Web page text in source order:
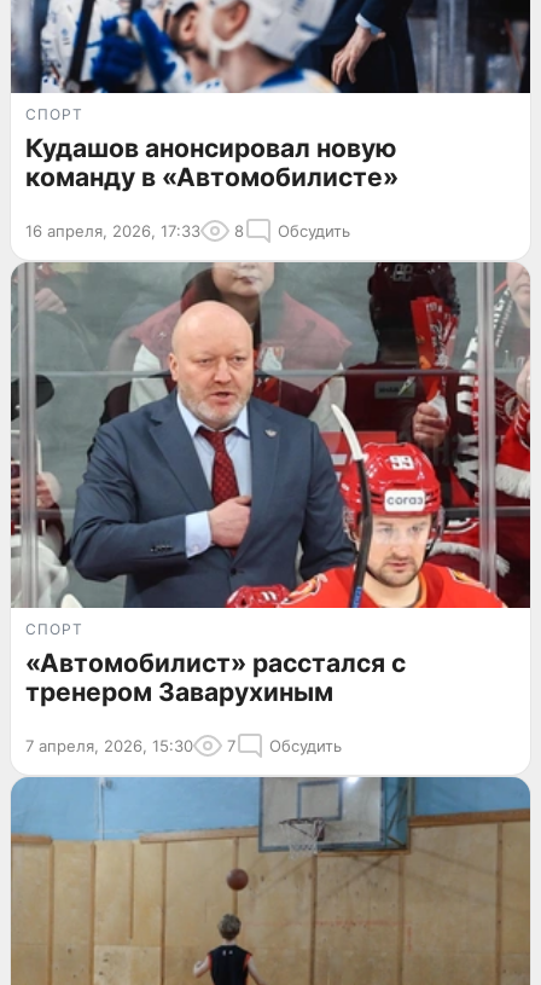
СПОРТ
Кудашов анонсировал новую
команду в «Автомобилисте»
16 апреля, 2026, 17:33 8 Обсудить
СПОРТ
«Автомобилист» расстался с
тренером Заварухиным
7 апреля, 2026, 15:30 7 Обсудить